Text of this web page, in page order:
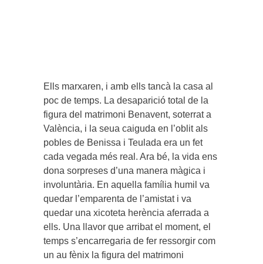
Ells marxaren, i amb ells tancà la casa al
poc de temps. La desaparició total de la
figura del matrimoni Benavent, soterrat a
València, i la seua caiguda en l’oblit als
pobles de Benissa i Teulada era un fet
cada vegada més real. Ara bé, la vida ens
dona sorpreses d’una manera màgica i
involuntària. En aquella família humil va
quedar l’emparenta de l’amistat i va
quedar una xicoteta herència aferrada a
ells. Una llavor que arribat el moment, el
temps s’encarregaria de fer ressorgir com
un au fènix la figura del matrimoni